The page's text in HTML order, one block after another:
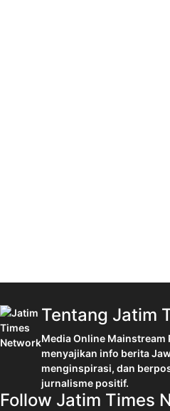
Tentang Jatim
Media Online Mainstream
menyajikan info berita
menginspirasi, dan
jurnalisme positif.
Follow Jatim Times